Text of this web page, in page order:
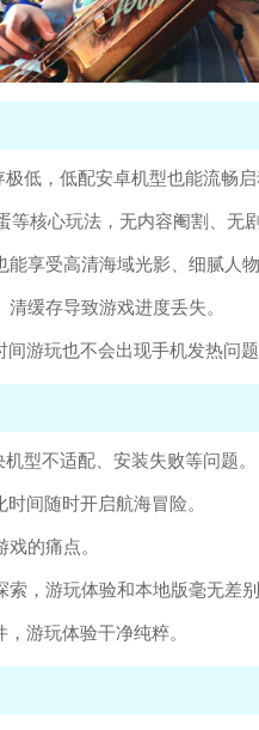
低，低配安卓机型也能流畅启
核心玩法，无内容阉割、无剧
享受高清海域光影、细腻人物
缓存导致游戏进度丢失。
游玩也不会出现手机发热问题
型不适配、安装失败等问题。
间随时开启航海冒险。
的痛点。
，游玩体验和本地版毫无差别
游玩体验干净纯粹。